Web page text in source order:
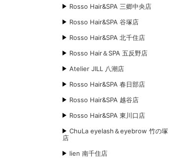
Rosso Hair&SPA 三郷中央店
Rosso Hair&SPA 谷塚店
Rosso Hair&SPA 北千住店
Rosso Hair＆SPA 五反野店
Atelier JILL 八潮店
Rosso Hair&SPA 春日部店
Rosso Hair&SPA 越谷店
Rosso Hair&SPA 東川口店
ChuLa eyelash＆eyebrow 竹の塚
店
lien 南千住店